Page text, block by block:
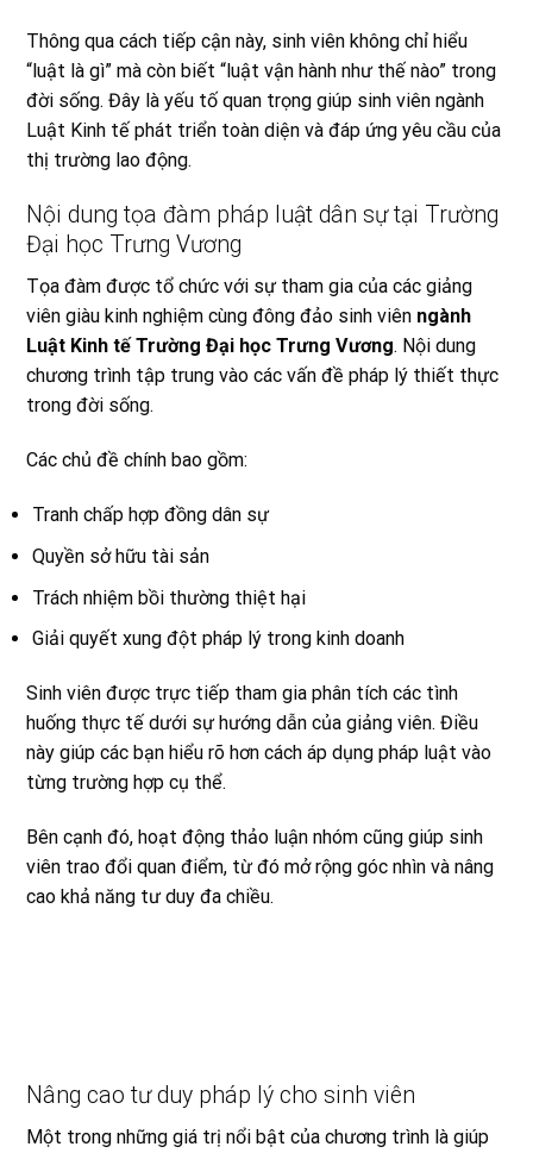
Thông qua cách tiếp cận này, sinh viên không chỉ hiểu
“luật là gì” mà còn biết “luật vận hành như thế nào” trong
đời sống. Đây là yếu tố quan trọng giúp sinh viên ngành
Luật Kinh tế phát triển toàn diện và đáp ứng yêu cầu của
thị trường lao động.
Nội dung tọa đàm pháp luật dân sự tại Trường
Đại học Trưng Vương
Tọa đàm được tổ chức với sự tham gia của các giảng
viên giàu kinh nghiệm cùng đông đảo sinh viên ngành
Luật Kinh tế Trường Đại học Trưng Vương. Nội dung
chương trình tập trung vào các vấn đề pháp lý thiết thực
trong đời sống.
Các chủ đề chính bao gồm:
Tranh chấp hợp đồng dân sự
Quyền sở hữu tài sản
Trách nhiệm bồi thường thiệt hại
Giải quyết xung đột pháp lý trong kinh doanh
Sinh viên được trực tiếp tham gia phân tích các tình
huống thực tế dưới sự hướng dẫn của giảng viên. Điều
này giúp các bạn hiểu rõ hơn cách áp dụng pháp luật vào
từng trường hợp cụ thể.
Bên cạnh đó, hoạt động thảo luận nhóm cũng giúp sinh
viên trao đổi quan điểm, từ đó mở rộng góc nhìn và nâng
cao khả năng tư duy đa chiều.
Nâng cao tư duy pháp lý cho sinh viên
Một trong những giá trị nổi bật của chương trình là giúp